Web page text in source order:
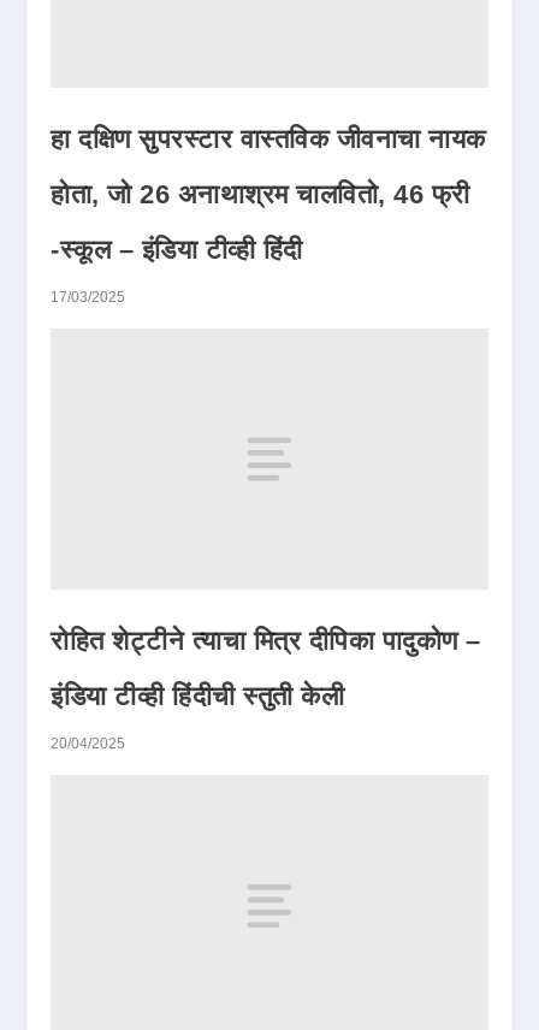
हा दक्षिण सुपरस्टार वास्तविक जीवनाचा नायक
होता, जो 26 अनाथाश्रम चालवितो, 46 फ्री
-स्कूल – इंडिया टीव्ही हिंदी
17/03/2025
रोहित शेट्टीने त्याचा मित्र दीपिका पादुकोण –
इंडिया टीव्ही हिंदीची स्तुती केली
20/04/2025